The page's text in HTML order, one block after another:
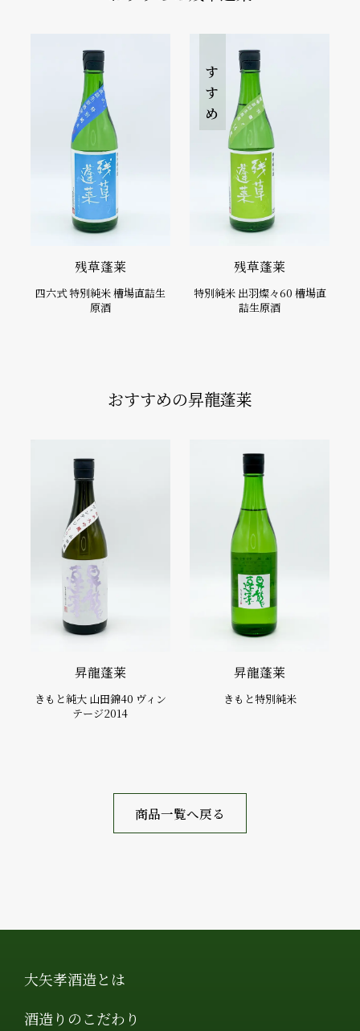
残草蓬莱
四六式 特別純米 槽場直詰生
原酒
おすすめ
残草蓬莱
特別純米 出羽燦々60 槽場直
詰生原酒
おすすめの昇龍蓬莱
昇龍蓬莱
きもと純大 山田錦40 ヴィン
テージ2014
昇龍蓬莱
きもと特別純米
商品一覧へ戻る
大矢孝酒造とは
酒造りのこだわり